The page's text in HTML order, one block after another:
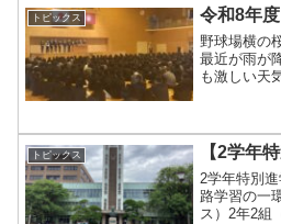
トピックス 令和8年
野球場横の
最近が雨が
も激しい天
月7日（火
発表が掲示
トピックス 【2学年
2学年特別
路学習の一
ス）2年2組